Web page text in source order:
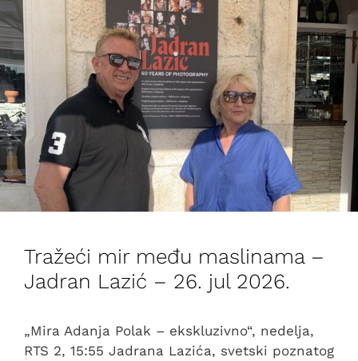
Tražeći mir među maslinama –
Jadran Lazić – 26. jul 2026.
„Mira Adanja Polak – ekskluzivno“, nedelja,
RTS 2, 15:55 Jadrana Lazića, svetski poznatog